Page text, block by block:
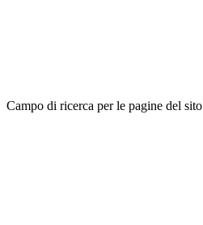
Campo di ricerca per le pagine del sito